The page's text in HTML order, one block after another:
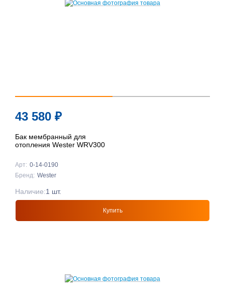
43 580 ₽
Бак мембранный для
отопления Wester WRV300
Арт: 0-14-0190
Бренд: Wester
Купить
Наличие:1 шт.